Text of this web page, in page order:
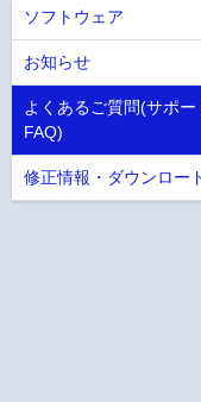
ソフトウェア
お知らせ
よくあるご質問(サポー
FAQ)
修正情報・ダウンロー